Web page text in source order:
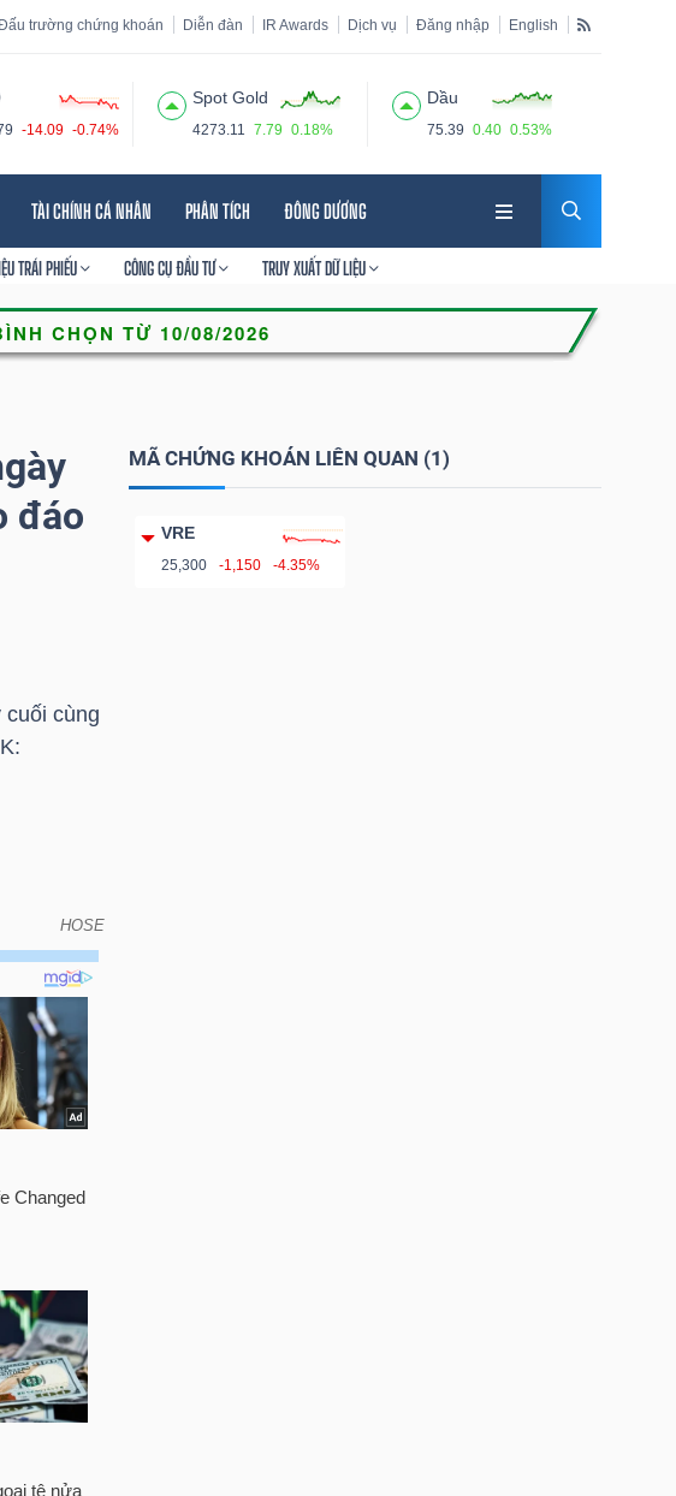
trường chứng khoán Diễn đàn IR Awards Dịch vụ Đăng nhập English
-14.09 -0.74%
Spot Gold
4273.11 7.79 0.18%
Dầu
75.39 0.40 0.53%
TÀI CHÍNH CÁ NHÂN PHÂN TÍCH ĐÔNG DƯƠNG
TRÁI PHIẾU CÔNG CỤ ĐẦU TƯ TRUY XUẤT DỮ LIỆU
đáo
cùng
HOSE
hiện
MÃ CHỨNG KHOÁN LIÊN QUAN (1)
VRE
25,300 -1,150 -4.35%